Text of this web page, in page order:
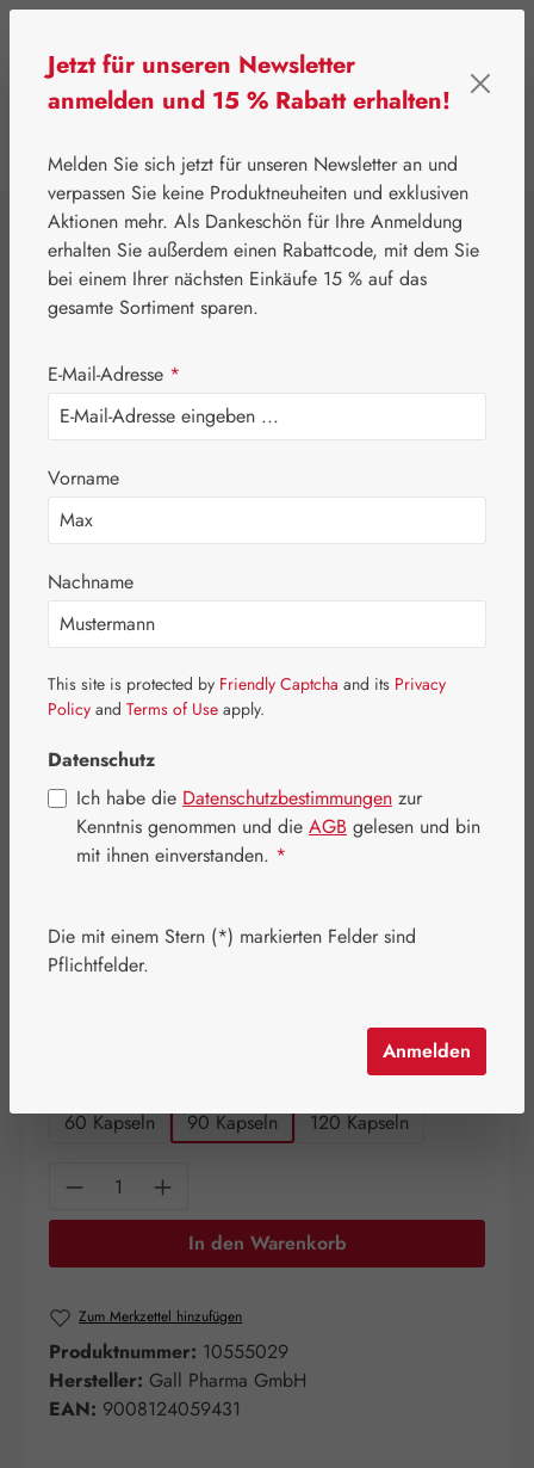
⌂ Gall Pharma Fit-Linie
Muskel-Fit Kapseln
Bildergalerie überspringen
Preise inkl. MwSt. zzgl. Versandkosten
60 Kapseln 90 Kapseln 120 Kapseln
Produkt Anzahl: Gib den gewünschten
In den Warenkorb
Zum Merkzettel hinzufügen
Produktnummer: 10555029
Hersteller: Gall Pharma GmbH
EAN: 9008124059431
Jetzt für unseren Newsletter
anmelden und 15 % Rabatt erhalten!
Melden Sie sich jetzt für unseren Newsletter an und
verpassen Sie keine Produktneuheiten und exklusiven
Aktionen mehr. Als Dankeschön für Ihre Anmeldung
erhalten Sie außerdem einen Rabattcode, mit dem Sie
bei einem Ihrer nächsten Einkäufe 15 % auf das
gesamte Sortiment sparen.
E-Mail-Adresse *
Vorname
Nachname
This site is protected by Friendly Captcha and its Privacy
Policy and Terms of Use apply.
Datenschutz
Ich habe die Datenschutzbestimmungen zur
Kenntnis genommen und die AGB gelesen und bin
mit ihnen einverstanden. *
Die mit einem Stern (*) markierten Felder sind
Pflichtfelder.
Anmelden